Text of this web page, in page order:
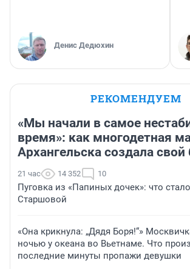
Денис Дедюхин
РЕКОМЕНДУЕМ
«Мы начали в самое
время»: как многодетная
Архангельска создала свой
21 час 14 352 10
Пуговка из «Папиных дочек»: что
Старшовой
«Она крикнула: „Дядя Боря!“»
ночью у океана во Вьетнаме. Что
последние минуты пропажи девушки